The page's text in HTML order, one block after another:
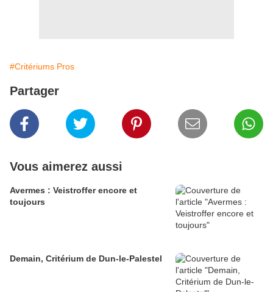
#Critériums Pros
Partager
Vous aimerez aussi
Avermes : Veistroffer encore et
toujours
Demain, Critérium de Dun-le-Palestel